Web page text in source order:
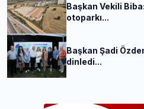
Başkan Vekili
otoparkı...
Başkan Şadi
dinledi...